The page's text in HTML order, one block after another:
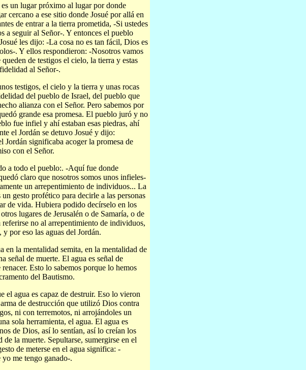
un lugar próximo al lugar por donde
cercano a ese sitio donde Josué por allá en
de entrar a la tierra prometida, -Si ustedes
a seguir al Señor-. Y entonces el pueblo
les dijo: -La cosa no es tan fácil, Dios es
. Y ellos respondieron: -Nosotros vamos
de testigos el cielo, la tierra y estas
al Señor-.
testigos, el cielo y la tierra y unas rocas
del pueblo de Israel, del pueblo que
alianza con el Señor. Pero sabemos por
grande esa promesa. El pueblo juró y no
fue infiel y ahí estaban esas piedras, ahí
el Jordán se detuvo Josué y dijo:
Jordán significaba acoger la promesa de
con el Señor.
a todo el pueblo:. -Aquí fue donde
claro que nosotros somos unos infieles-
un arrepentimiento de individuos... La
gesto profético para decirle a las personas
de vida. Hubiera podido decírselo en los
lugares de Jerusalén o de Samaría, o de
no al arrepentimiento de individuos,
por eso las aguas del Jordán.
en la mentalidad semita, en la mentalidad de
señal de muerte. El agua es señal de
Esto lo sabemos porque lo hemos
del Bautismo.
el agua es capaz de destruir. Eso lo vieron
de destrucción que utilizó Dios contra
ni con terremotos, ni arrojándoles un
sola herramienta, el agua. El agua es
de Dios, así lo sentían, así lo creían los
la muerte. Sepultarse, sumergirse en el
de meterse en el agua significa: -
me tengo ganado-.